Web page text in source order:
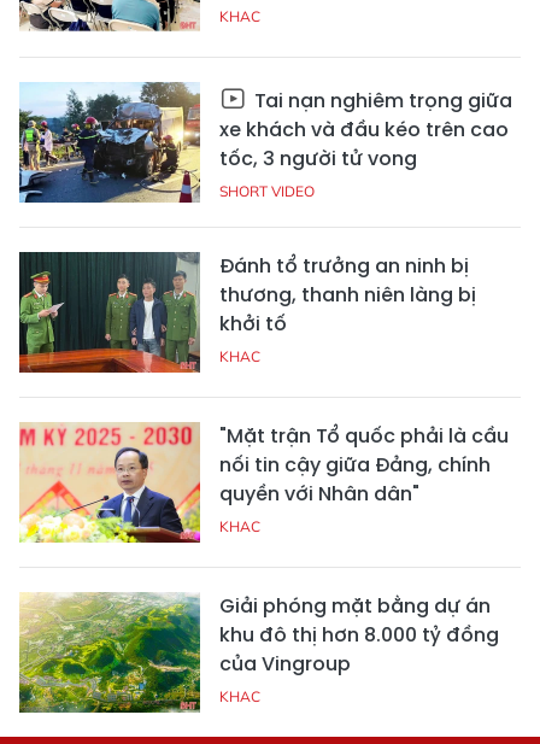
KHAC
Tai nạn nghiêm trọng giữa
xe khách và đầu kéo trên cao
tốc, 3 người tử vong
SHORT VIDEO
Đánh tổ trưởng an ninh bị
thương, thanh niên làng bị
khởi tố
KHAC
"Mặt trận Tổ quốc phải là cầu
nối tin cậy giữa Đảng, chính
quyền với Nhân dân"
KHAC
Giải phóng mặt bằng dự án
khu đô thị hơn 8.000 tỷ đồng
của Vingroup
KHAC